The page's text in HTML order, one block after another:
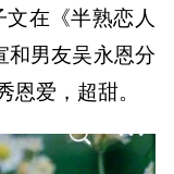
在《半熟恋人
男友吴永恩分
爱，超甜。